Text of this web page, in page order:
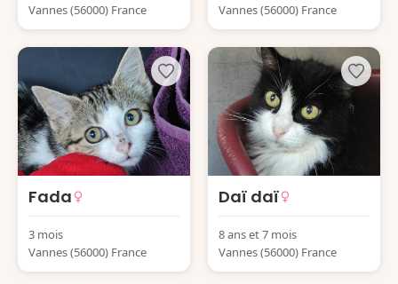
Vannes (56000) France Vannes (56000) France
Fada
3 mois
Vannes (56000) France
Daï daï
8 ans et 7 mois
Vannes (56000) France